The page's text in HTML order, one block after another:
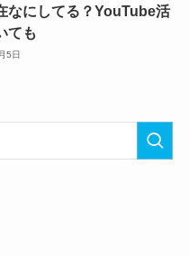
なにしてる？YouTube活
ても
5日